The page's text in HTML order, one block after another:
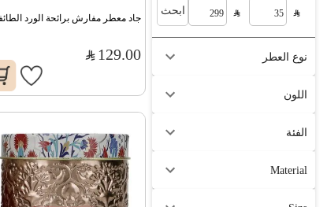
ابحث
نوع العطر
اللون
الفئة
Material
جاد معطر مفارش برائحة الورد
129.00